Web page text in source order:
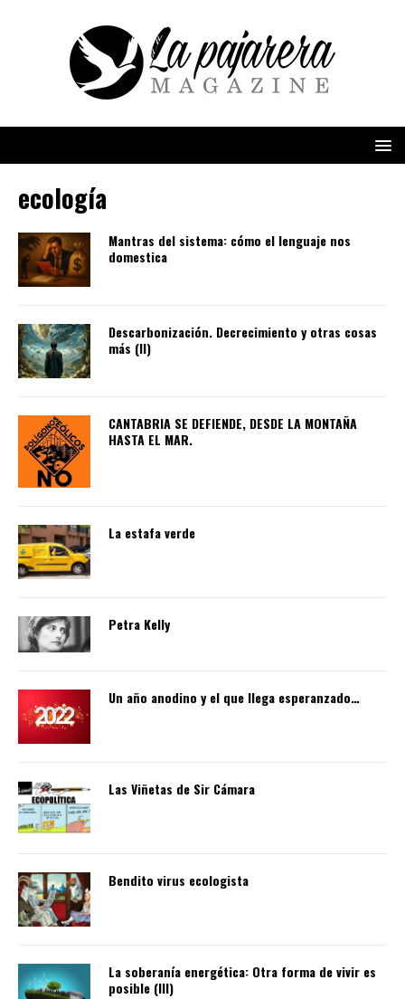
ecología
Mantras del sistema: cómo el lenguaje nos
domestica
Descarbonización. Decrecimiento y otras cosas
más (II)
CANTABRIA SE DEFIENDE, DESDE LA MONTAÑA
HASTA EL MAR.
La estafa verde
Petra Kelly
Un año anodino y el que llega esperanzado…
Las Viñetas de Sir Cámara
Bendito virus ecologista
La soberanía energética: Otra forma de vivir es
posible (III)